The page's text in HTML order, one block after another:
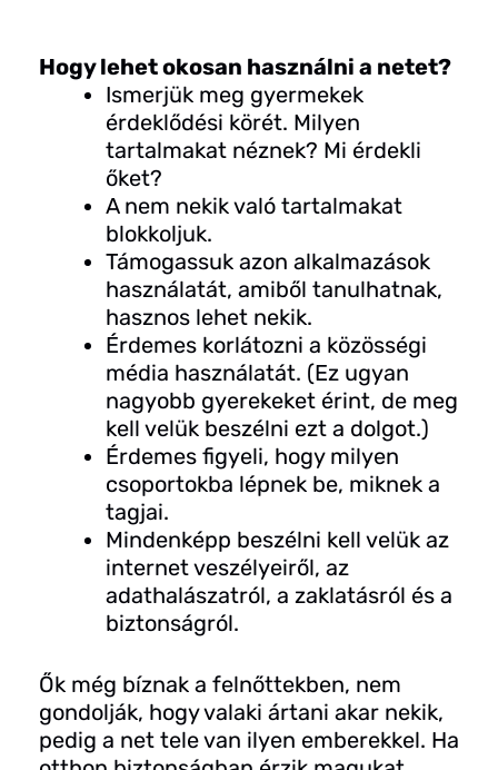
Hogy lehet okosan használni a netet?
Ismerjük meg gyermekek
érdeklődési körét. Milyen
tartalmakat néznek? Mi érdekli
őket?
A nem nekik való tartalmakat
blokkoljuk.
Támogassuk azon alkalmazások
használatát, amiből tanulhatnak,
hasznos lehet nekik.
Érdemes korlátozni a közösségi
média használatát. (Ez ugyan
nagyobb gyerekeket érint, de meg
kell velük beszélni ezt a dolgot.)
Érdemes figyeli, hogy milyen
csoportokba lépnek be, miknek a
tagjai.
Mindenképp beszélni kell velük az
internet veszélyeiről, az
adathalászatról, a zaklatásról és a
biztonságról.
Ők még bíznak a felnőttekben, nem
gondolják, hogy valaki ártani akar nekik,
pedig a net tele van ilyen emberekkel. Ha